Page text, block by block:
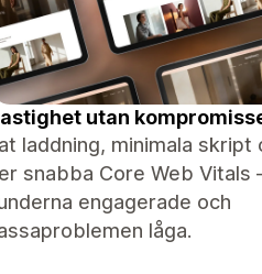
utan
laddning, minimala skript
snabba Core Web Vitals
engagerade och
låga.